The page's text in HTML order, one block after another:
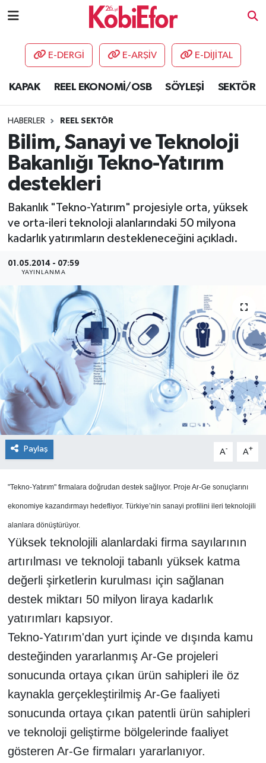
E-DERGİ E-ARŞİV E-DİJİTAL
KAPAK REEL EKONOMİ/OSB SÖYLEŞİ SEKTÖR
HABERLER REEL SEKTÖR
Bilim, Sanayi ve Teknoloji
Bakanlığı Tekno-Yatırım
destekleri
Bakanlık "Tekno-Yatırım" projesiyle orta, yüksek
ve orta-ileri teknoloji alanlarındaki 50 milyona
kadarlık yatırımların destekleneceğini açıkladı.
01.05.2014 - 07:59
YAYINLANMA
Paylaş A- A+
"Tekno-Yatırım" firmalara doğrudan destek sağlıyor. Proje Ar-Ge sonuçlarını
ekonomiye kazandırmayı hedefliyor. Türkiye’nin sanayi profilini ileri teknolojili
alanlara dönüştürüyor.
Yüksek teknolojili alanlardaki firma sayılarının
artırılması ve teknoloji tabanlı yüksek katma
değerli şirketlerin kurulması için sağlanan
destek miktarı 50 milyon liraya kadarlık
yatırımları kapsıyor.
Tekno-Yatırım'dan yurt içinde ve dışında kamu
desteğinden yararlanmış Ar-Ge projeleri
sonucunda ortaya çıkan ürün sahipleri ile öz
kaynakla gerçekleştirilmiş Ar-Ge faaliyeti
sonucunda ortaya çıkan patentli ürün sahipleri
ve teknoloji geliştirme bölgelerinde faaliyet
gösteren Ar-Ge firmaları yararlanıyor.
AKADEMİ
DESTEK-TEŞVİK
ETKİNLİK
GÜNCEL
KAPAK
SEKTÖR
ŞİRKET PANO
SÖYLEŞİ
ÜLKE
YAŞAM